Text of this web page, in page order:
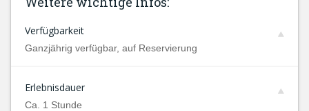
Verfügbarkeit
Ganzjährig verfügbar, auf Reservierung
Erlebnisdauer
Ca. 1 Stunde